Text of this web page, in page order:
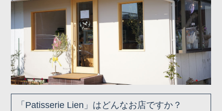
「Patisserie Lien」はどんなお店ですか？